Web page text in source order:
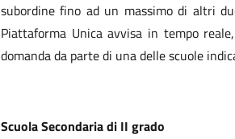
subordine fino ad un massimo di altri
Piattaforma Unica avvisa in tempo
domanda da parte di una delle scuole
Scuola Secondaria di II grado